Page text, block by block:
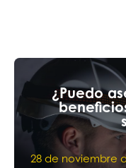
¿Puedo
28 de noviembre